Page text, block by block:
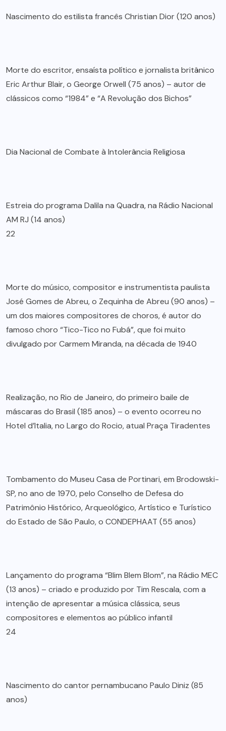
Nascimento do estilista francês Christian Dior (120 anos)
Morte do escritor, ensaísta político e jornalista britânico
Eric Arthur Blair, o George Orwell (75 anos) – autor de
clássicos como “1984” e “A Revolução dos Bichos”
Dia Nacional de Combate à Intolerância Religiosa
Estreia do programa Dalila na Quadra, na Rádio Nacional
AM RJ (14 anos)
22
Morte do músico, compositor e instrumentista paulista
José Gomes de Abreu, o Zequinha de Abreu (90 anos) –
um dos maiores compositores de choros, é autor do
famoso choro “Tico-Tico no Fubá”, que foi muito
divulgado por Carmem Miranda, na década de 1940
Realização, no Rio de Janeiro, do primeiro baile de
máscaras do Brasil (185 anos) – o evento ocorreu no
Hotel d’Italia, no Largo do Rocio, atual Praça Tiradentes
Tombamento do Museu Casa de Portinari, em Brodowski-
SP, no ano de 1970, pelo Conselho de Defesa do
Patrimônio Histórico, Arqueológico, Artístico e Turístico
do Estado de São Paulo, o CONDEPHAAT (55 anos)
Lançamento do programa “Blim Blem Blom”, na Rádio MEC
(13 anos) – criado e produzido por Tim Rescala, com a
intenção de apresentar a música clássica, seus
compositores e elementos ao público infantil
24
Nascimento do cantor pernambucano Paulo Diniz (85
anos)